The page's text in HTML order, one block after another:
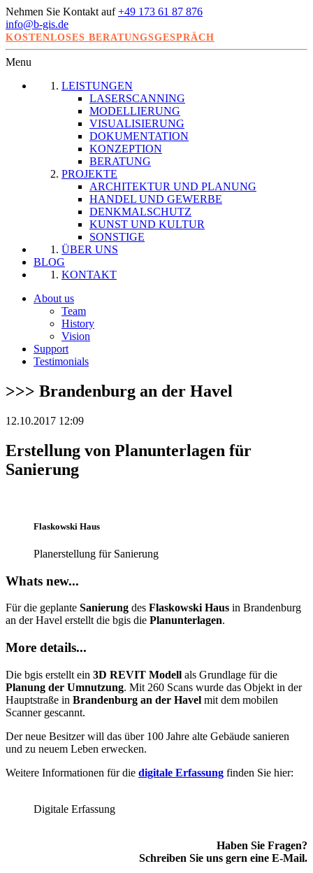
Nehmen Sie Kontakt auf+49 173 61 87 876
info@b-gis.de
KOSTENLOSES BERATUNGSGESPRÄCH
Menu
LEISTUNGEN
LASERSCANNING
MODELLIERUNG
VISUALISIERUNG
DOKUMENTATION
KONZEPTION
BERATUNG
PROJEKTE
ARCHITEKTUR UND PLANUNG
HANDEL UND GEWERBE
DENKMALSCHUTZ
KUNST UND KULTUR
SONSTIGE
ÜBER UNS
BLOG
KONTAKT
About us
Team
History
Vision
Support
Testimonials
>>> Brandenburg an der Havel
12.10.2017 12:09
Erstellung von Planunterlagen für
Sanierung
Flaskowski Haus
Planerstellung für Sanierung
Whats new...
Für die geplante Sanierung des Flaskowski Haus in Brandenburg
an der Havel erstellt die bgis die Planunterlagen.
More details...
Die bgis erstellt ein 3D REVIT Modell als Grundlage für die
Planung der Umnutzung. Mit 260 Scans wurde das Objekt in der
Hauptstraße in Brandenburg an der Havel mit dem mobilen
Scanner gescannt.
Der neue Besitzer will das über 100 Jahre alte Gebäude sanieren
und zu neuem Leben erwecken.
Weitere Informationen für die digitale Erfassung finden Sie hier:
Digitale Erfassung
Haben Sie Fragen?
Schreiben Sie uns gern eine E-Mail.